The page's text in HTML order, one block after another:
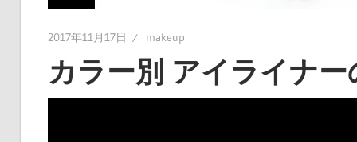
2017年11月17日 makeup
カラー別 アイライナー